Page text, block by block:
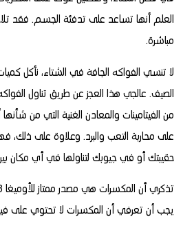
العلم أنها تساعد على تدفئة الجسم. فقد
مباشرة.
لا تنسي الفواكه الجافة في الشتاء، نأكل
الصيف. عالجي هذا العجز عن طريق تناول
من الفيتامينات والمعادن الغنية التي من
على محاربة التعب والبرد. وعلاوة على
حقيبتك أو في جيوبك لتناولها في أي مكان
يجب أن تعرفي أن المكسرات لا تحتوي على